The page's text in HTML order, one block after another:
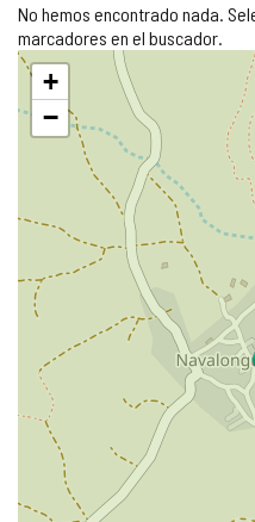
No hemos encontrado nada.
marcadores en el buscador.
Saltar
mapa
+
−